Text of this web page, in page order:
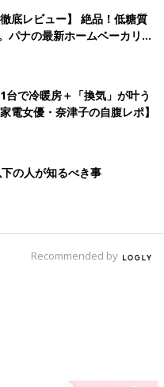
底レビュー】 絶品！低糖質
パナの最新ホームベーカリー
台で冷暖房＋「換気」が叶う
電女優・奈津子の自腹レポ】
の人が知るべき事
Recommended by